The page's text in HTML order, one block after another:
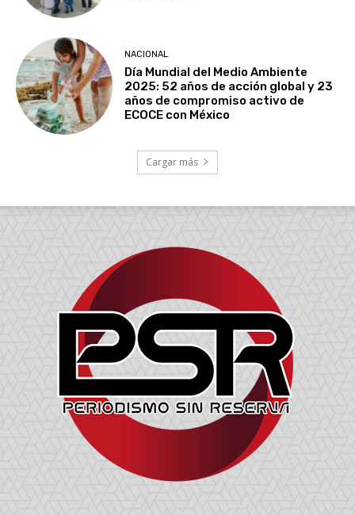
NACIONAL
Día Mundial del Medio Ambiente
2025: 52 años de acción global y 23
años de compromiso activo de
ECOCE con México
Cargar más